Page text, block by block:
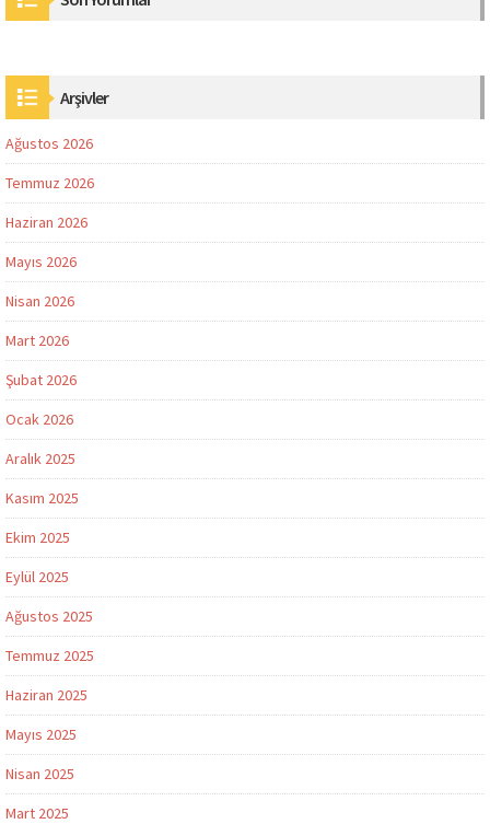
Arşivler
Ağustos 2026
Temmuz 2026
Haziran 2026
Mayıs 2026
Nisan 2026
Mart 2026
Şubat 2026
Ocak 2026
Aralık 2025
Kasım 2025
Ekim 2025
Eylül 2025
Ağustos 2025
Temmuz 2025
Haziran 2025
Mayıs 2025
Nisan 2025
Mart 2025